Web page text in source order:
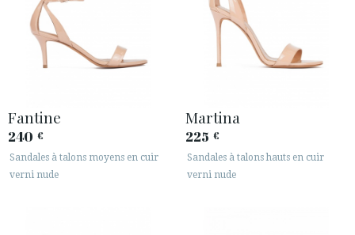
Fantine
240 €
Sandales à talons moyens en cuir
verni nude
Martina
225 €
Sandales à talons hauts en cuir
verni nude